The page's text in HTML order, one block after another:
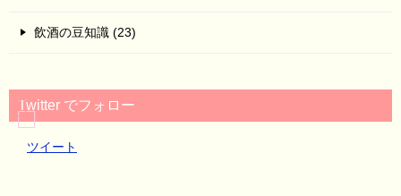
飲酒の豆知識 (23)
Twitter でフォロー
ツイート